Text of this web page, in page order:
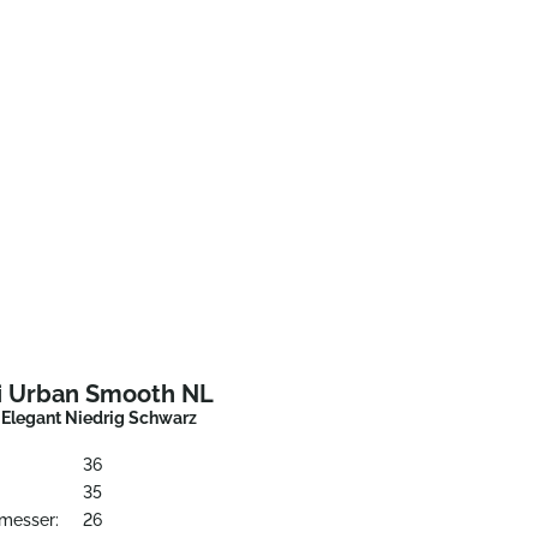
Urban Smooth NL
Elegant Niedrig Schwarz
36
35
26